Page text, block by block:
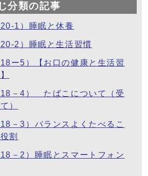
分類の記事
1）睡眠と休養
2）睡眠と生活習慣
ー5）【お口の健康と生活習
－4） たばこについて（受
）
－3）バランスよくたべるこ
割
－2）睡眠とスマートフォン